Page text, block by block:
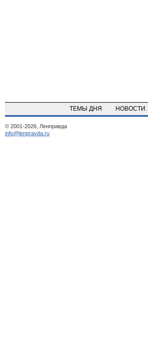
ТЕМЫ ДНЯ НОВОСТИ
© 2001-2026, Ленправда
info@lenpravda.ru